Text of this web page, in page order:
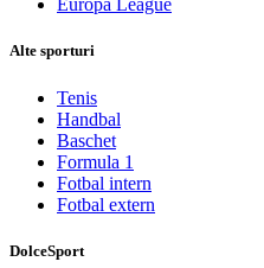
Europa League
Alte sporturi
Tenis
Handbal
Baschet
Formula 1
Fotbal intern
Fotbal extern
DolceSport